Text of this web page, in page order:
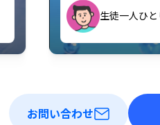
生徒一人ひ
い」「解くこ
お問い合わせ